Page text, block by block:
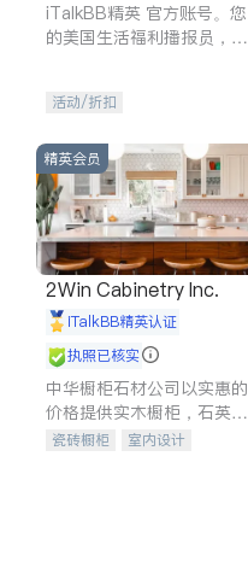
iTalkBB精英 官方账号。您
的美国生活福利播报员，精
专属福利。
活动/折扣
精英会员
2Win Cabinetry Inc.
iTalkBB精英认证
执照已核实
中华橱柜石材公司以实惠的
价格提供实木橱柜，石英石
台面，多种优质不锈钢水
瓷砖橱柜
室内设计